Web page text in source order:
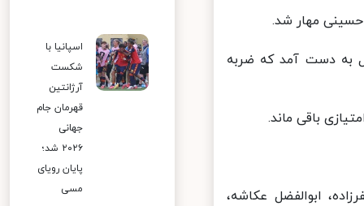
به دست آمد که ضربه
ابوالفضل عکاشه،
اسپانیا با
شکست
آرژانتین
قهرمان جام
جهانی
۲۰۲۶ شد؛
پایان رویای
مسی